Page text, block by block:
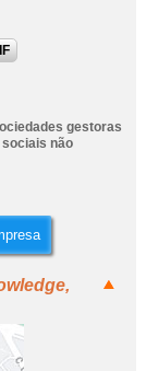
gestoras
não